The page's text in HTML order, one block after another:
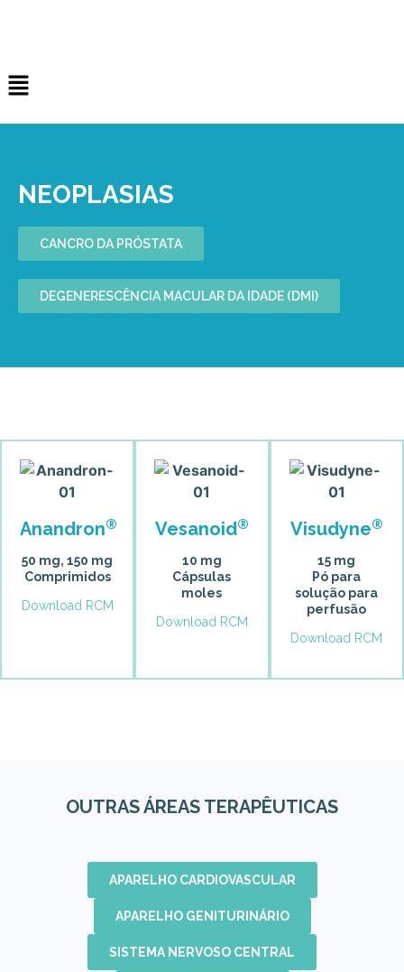
NEOPLASIAS
CANCRO DA PRÓSTATA
DEGENERESCÊNCIA MACULAR DA IDADE (DMI)
Anandron®
50 mg, 150 mg
Comprimidos
Download RCM
Vesanoid®
10 mg
Cápsulas
moles
Download RCM
Visudyne®
15 mg
Pó para
solução para
perfusão
Download RCM
OUTRAS ÁREAS TERAPÊUTICAS
APARELHO CARDIOVASCULAR
APARELHO GENITURINÁRIO
SISTEMA NERVOSO CENTRAL